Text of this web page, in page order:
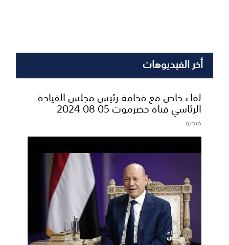
أخر الفيديوهات
لقاء خاص مع فخامة رئيس مجلس القيادة
الرئاسي قناة حضرموت 05 08 2024
فيديو